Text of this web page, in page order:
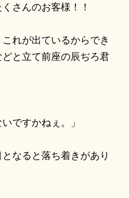
さんのお客様！！
れが出ているからでき
と立て前座の辰ぢろ君
ですかねぇ。」
なると落ち着きがあり